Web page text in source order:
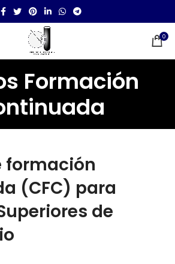
0
Formación
formación
(CFC) para
de